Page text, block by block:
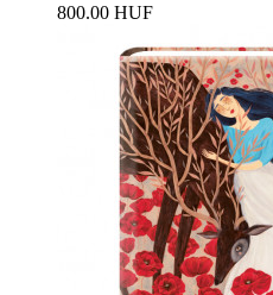
800.00 HUF